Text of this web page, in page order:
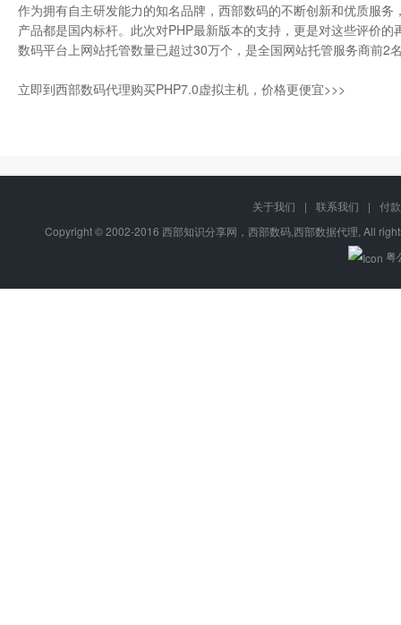
作为拥有自主研发能力的知名品牌，西部数码的不断创新和优质服
产品都是国内标杆。此次对PHP最新版本的支持，更是对这些评价
数码平台上网站托管数量已超过30万个，是全国网站托管服务商前2
立即到西部数码代理购买PHP7.0虚拟主机，价格更便宜>>>
关于我们 | 联系我们 |
付
Copyright © 2002-2016 西部知识分享网，西部数码,西部数据代理, All
粤